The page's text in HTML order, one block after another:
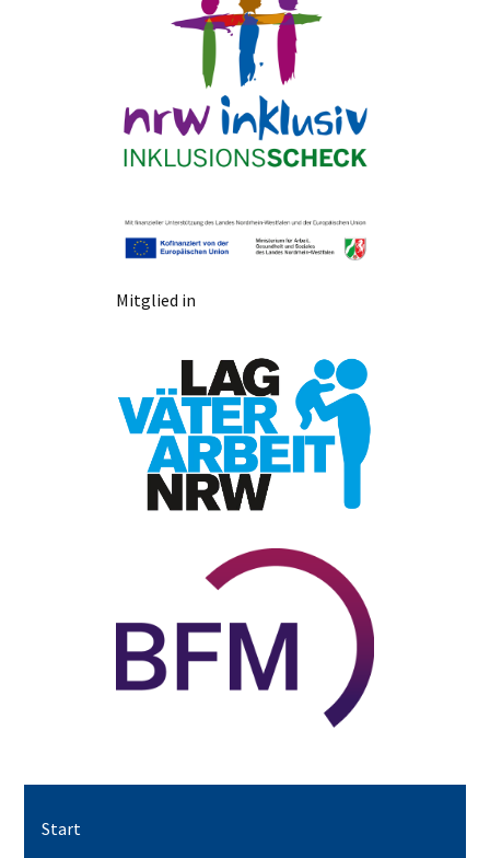
Mitglied in
Start